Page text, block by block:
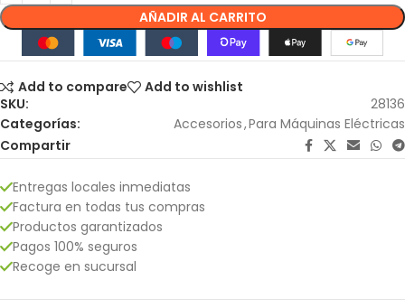
AÑADIR AL CARRITO
Add to compare
Add to wishlist
SKU:
28136
Categorías:
Accesorios,Para Máquinas Eléctricas
Compartir
Entregas locales inmediatas
Factura en todas tus compras
Productos garantizados
Pagos 100% seguros
Recoge en sucursal